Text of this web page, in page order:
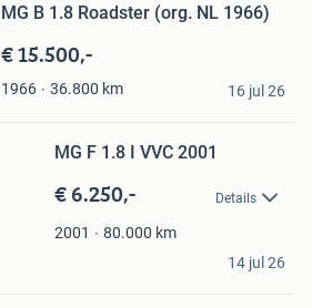
MG B 1.8 Roadster (org. NL 1966)
€ 15.500,-
1966 36.800 km 16 jul 26
MG F 1.8 I VVC 2001
€ 6.250,- Details
2001 80.000 km
14 jul 26